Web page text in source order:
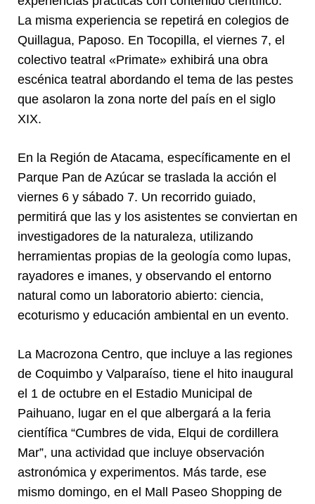
La misma experiencia se repetirá en colegios de
Quillagua, Paposo. En Tocopilla, el viernes 7, el
colectivo teatral «Primate» exhibirá una obra
escénica teatral abordando el tema de las pestes
que asolaron la zona norte del país en el siglo
XIX.
En la Región de Atacama, específicamente en el
Parque Pan de Azúcar se traslada la acción el
viernes 6 y sábado 7. Un recorrido guiado,
permitirá que las y los asistentes se conviertan en
investigadores de la naturaleza, utilizando
herramientas propias de la geología como lupas,
rayadores e imanes, y observando el entorno
natural como un laboratorio abierto: ciencia,
ecoturismo y educación ambiental en un evento.
La Macrozona Centro, que incluye a las regiones
de Coquimbo y Valparaíso, tiene el hito inaugural
el 1 de octubre en el Estadio Municipal de
Paihuano, lugar en el que albergará a la feria
científica “Cumbres de vida, Elqui de cordillera
Mar”, una actividad que incluye observación
astronómica y experimentos. Más tarde, ese
mismo domingo, en el Mall Paseo Shopping de